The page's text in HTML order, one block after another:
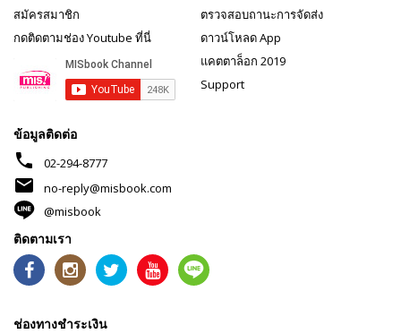
สมัครสมาชิก
กดติดตามช่อง Youtube ที่นี่
ตรวจสอบถานะการจัดส่ง
ดาวน์โหลด App
แคตตาล็อก 2019
Support
ข้อมูลติดต่อ
phone 02-294-8777
mail
no-reply@misbook.com
@misbook
ติดตามเรา
ช่องทางชำระเงิน